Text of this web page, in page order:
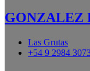
GONZALEZ
Las Grutas
+54 9 2984